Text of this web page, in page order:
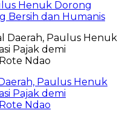
Henuk Dorong
Bersih dan Humanis
Paulus Henuk
Pajak demi
Ndao